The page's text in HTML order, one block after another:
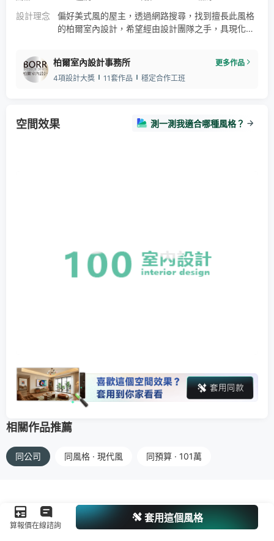
設計理念
偏好美式風的屋主，透過網路搜尋，找到擅長此風格
的柏爾室內設計，希望經由設計團隊之手，具現化對
充沛天光圍塑溫馨雅潔景況。唯美家景恰似乳白珍珠
在柔光照耀下，漫射出淺藍、奶油色或金色等色澤，
柏爾室內設計事務所
更多作品
4項設計大獎
11套作品 穩定合作工班
空間效果 測一測我適合哪種風格？
相關作品推薦
同公司 同風格 · 現代風 同預算 · 101萬
算報價在線諮詢
套用這個風格